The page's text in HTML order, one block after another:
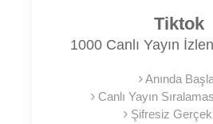
Tiktok
1000 Canlı Yayın
Anında
Canlı Yayın
Şifresiz